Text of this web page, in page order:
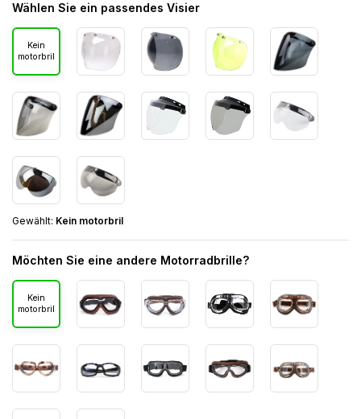
Wählen Sie ein passendes Visier
Kein
motorbril
Gewählt: Kein motorbril
Möchten Sie eine andere Motorradbrille?
Kein
motorbril